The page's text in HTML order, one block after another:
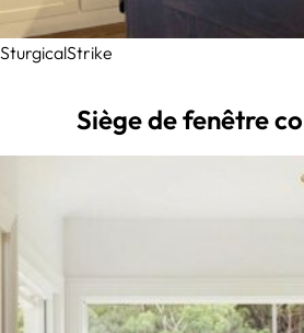
SturgicalStrike
Siège de fenêtre